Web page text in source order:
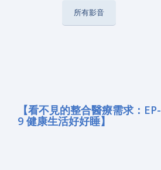
所有影音
【看不見的整合醫療需求：EP-
9 健康生活好好睡】